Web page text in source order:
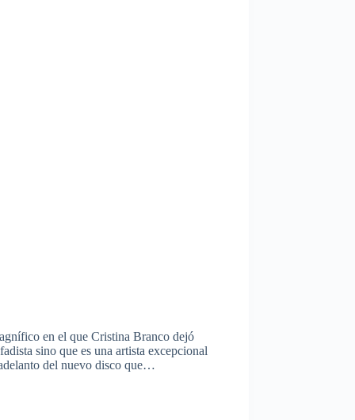
en el que Cristina Branco dejó
sino que es una artista excepcional
del nuevo disco que…